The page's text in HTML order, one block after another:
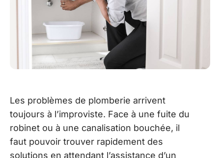
Les problèmes de plomberie arrivent
toujours à l’improviste. Face à une fuite du
robinet ou à une canalisation bouchée, il
faut pouvoir trouver rapidement des
solutions en attendant l’assistance d’un